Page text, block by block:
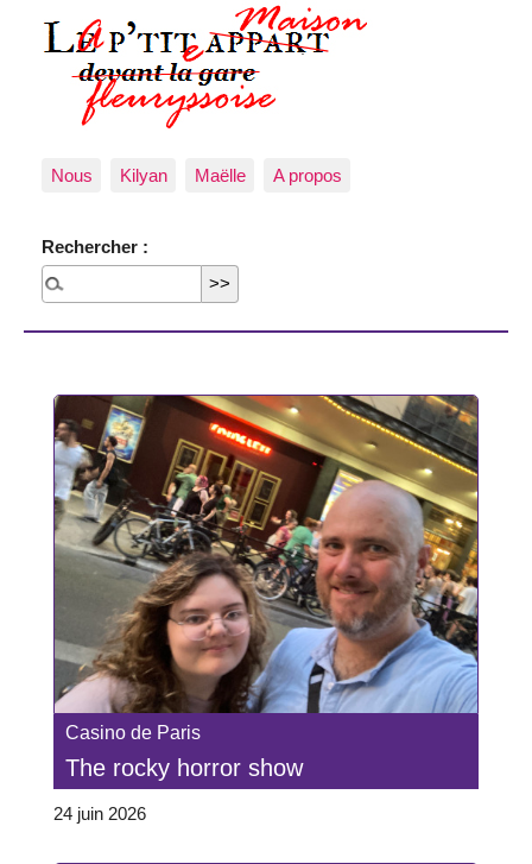
Nous Kilyan Maëlle A propos
Rechercher :
Casino de Paris
The rocky horror show
24 juin 2026